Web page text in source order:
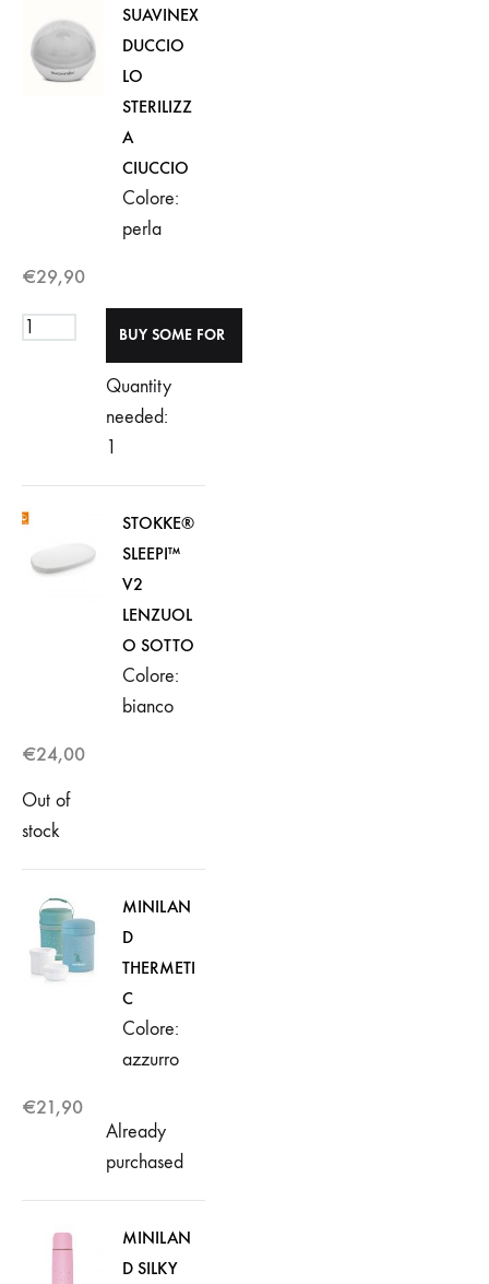
SUAVINEX
DUCCIO
LO
STERILIZZ
A
CIUCCIO
Colore:
perla
€29,90
Quantity
needed:
1
STOKKE®
SLEEPI™
V2
LENZUOL
O SOTTO
Colore:
bianco
€24,00
Out of
stock
MINILAN
D
THERMETI
C
Colore:
azzurro
€21,90
Already
purchased
MINILAN
D SILKY